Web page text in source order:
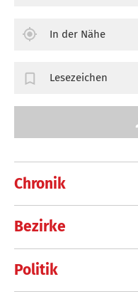
Chronik
Bezirke
Politik
In der Nähe
Lesezeichen